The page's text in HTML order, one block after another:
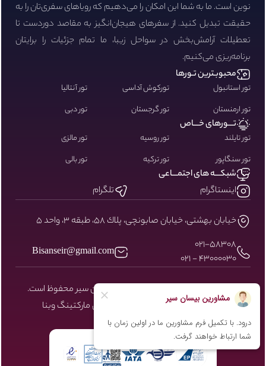
نوین است. ما به شما این امکان را می‌دهیم که رویاهای سفری‌تان را به
حقیقت تبدیل کنید. از سفرهای هیجان‌انگیز به مقاصد دوردست تا
تعطیلات آرامش‌بخش در سواحل زیبا، ما تمام جزئیات را برایتان
برنامه‌ریزی می‌کنیم.
محبوبـترین تـورها
تور استانبول تورکوش آداسی
تور آنتالیا
تور ارمنستان
تور گرجستان تور دبی
تـــورهای خـــاص
تور تایلند تور روسیه
تور مالزی
تور سنگاپور
تور ترکیه تور بالی
شبکـــه های اجتمـــاعی
اینستاگرام
تلگرام
خيابان بهشتى، خيابان صابونچى، پلاك ٥٨، طبقه ٣، واحد ٥
۰۲۱-58308
43000030 - 021
Bisanseir@gmail.com
کلیه حقوق مادی و معنوی سایت نزد بیسان سیر محفوظ است.
طراحی و توسعه توسط شرکت دیجیتال مارکتینگوبنا